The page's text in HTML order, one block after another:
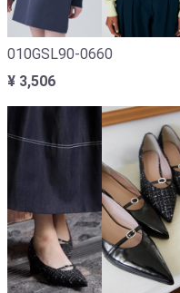
010GSL90-0660
¥ 3,506